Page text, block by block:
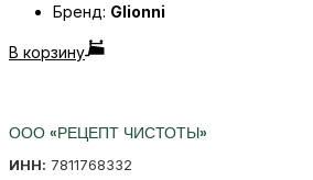
Бренд: Glionni
В корзину
ООО «РЕЦЕПТ ЧИСТОТЫ»
ИНН: 7811768332